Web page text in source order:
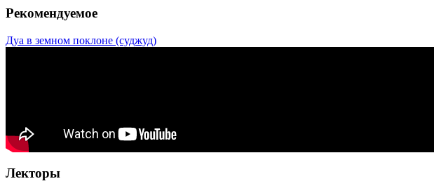
Рекомендуемое
Дуа в земном поклоне (суджуд)
Лекторы